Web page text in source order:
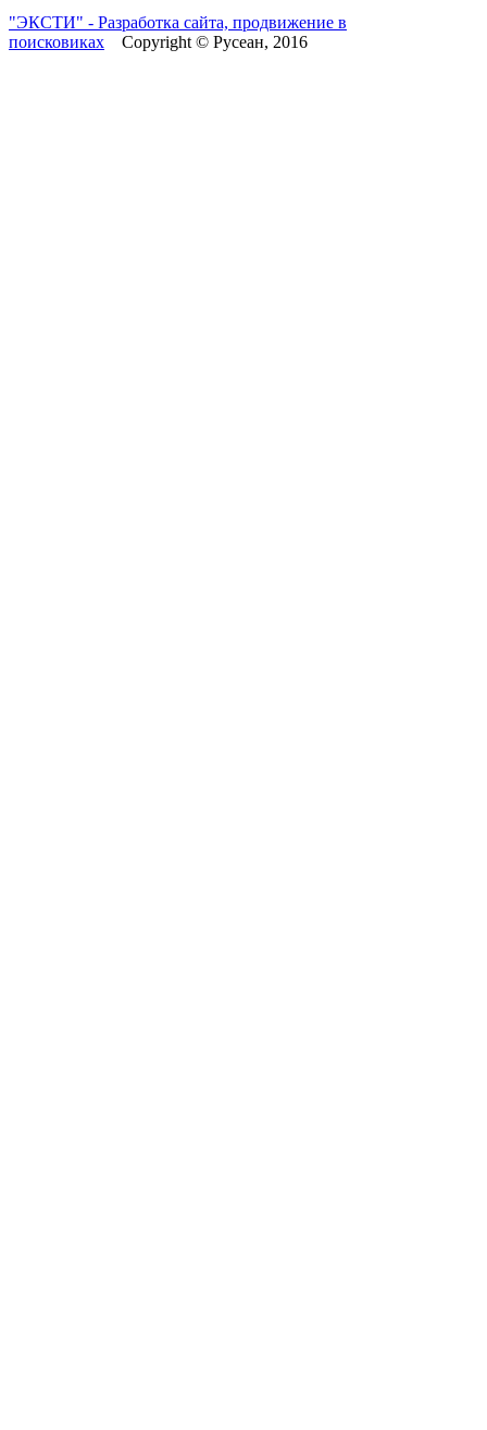
"ЭКСТИ" - Разработка сайта, продвижение в
поисковиках Copyright © Русеан, 2016